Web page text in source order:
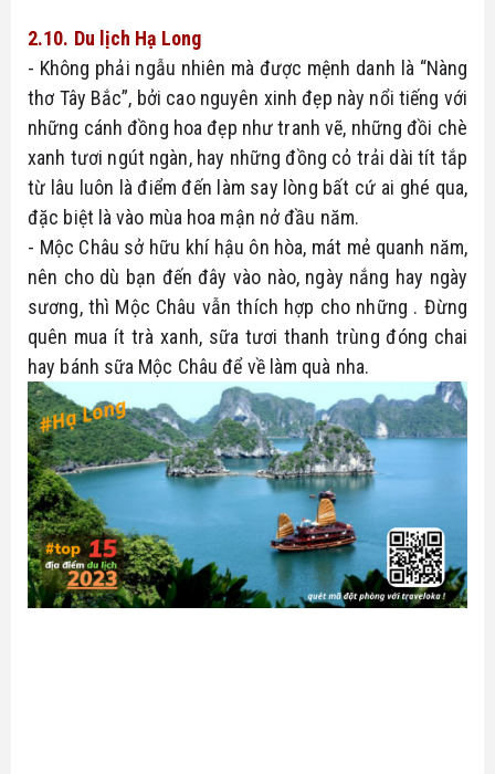
2.10. Du lịch Hạ Long
- Không phải ngẫu nhiên mà được mệnh danh là “Nàng
thơ Tây Bắc”, bởi cao nguyên xinh đẹp này nổi tiếng với
những cánh đồng hoa đẹp như tranh vẽ, những đồi chè
xanh tươi ngút ngàn, hay những đồng cỏ trải dài tít tắp
từ lâu luôn là điểm đến làm say lòng bất cứ ai ghé qua,
đặc biệt là vào mùa hoa mận nở đầu năm.
- Mộc Châu sở hữu khí hậu ôn hòa, mát mẻ quanh năm,
nên cho dù bạn đến đây vào nào, ngày nắng hay ngày
sương, thì Mộc Châu vẫn thích hợp cho những . Đừng
quên mua ít trà xanh, sữa tươi thanh trùng đóng chai
hay bánh sữa Mộc Châu để về làm quà nha.